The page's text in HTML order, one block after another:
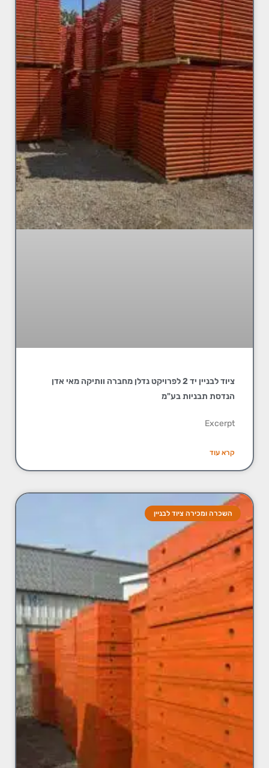
ציוד לבניין יד 2 לפרויקט נדלן מחברה וותיקה מאי אדן
הנדסת תבניות בע"מ
Excerpt
קרא עוד
השכרה ומכירה ציוד לבניין